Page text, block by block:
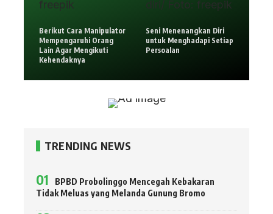
Berikut Cara Manipulator
Mempengaruhi Orang
Lain Agar Mengikuti
Kehendaknya
Seni Menenangkan Diri
untuk Menghadapi Setiap
Persoalan
TRENDING NEWS
BPBD Probolinggo Mencegah Kebakaran
Tidak Meluas yang Melanda Gunung Bromo